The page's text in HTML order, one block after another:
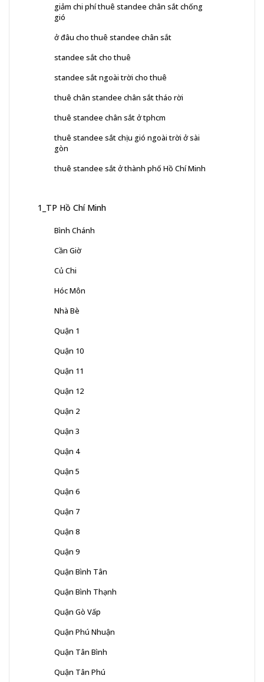
giảm chi phí thuê standee chân sắt chống
gió
ở đâu cho thuê standee chân sắt
standee sắt cho thuê
standee sắt ngoài trời cho thuê
thuê chân standee chân sắt tháo rời
thuê standee chân sắt ở tphcm
thuê standee sắt chịu gió ngoài trời ở sài
gòn
thuê standee sắt ở thành phố Hồ Chí Minh
1_TP Hồ Chí Minh
Bình Chánh
Cần Giờ
Củ Chi
Hóc Môn
Nhà Bè
Quận 1
Quận 10
Quận 11
Quận 12
Quận 2
Quận 3
Quận 4
Quận 5
Quận 6
Quận 7
Quận 8
Quận 9
Quận Bình Tân
Quận Bình Thạnh
Quận Gò Vấp
Quận Phú Nhuận
Quận Tân Bình
Quận Tân Phú